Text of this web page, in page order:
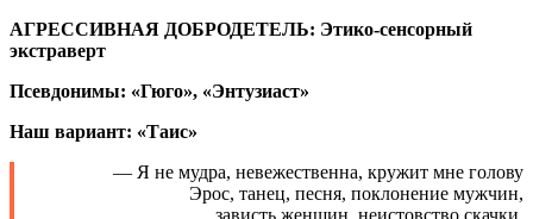
АГРЕССИВНАЯ ДОБРОДЕТЕЛЬ: Этико-сенсорный
экстраверт
Псевдонимы: «Гюго», «Энтузиаст»
Наш вариант: «Таис»
— Я не мудра, невежественна, кружит мне голову
Эрос, танец, песня, поклонение мужчин,
зависть женщин, неистовство скачки.